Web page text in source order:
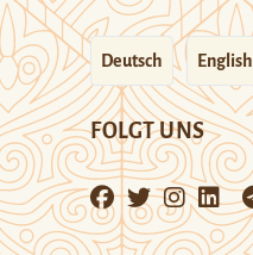
Deutsch English
FOLGT UNS